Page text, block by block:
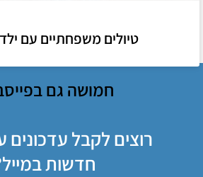
טיולים משפחתיים עם
חמושה גם
רוצים לקבל
חדשות